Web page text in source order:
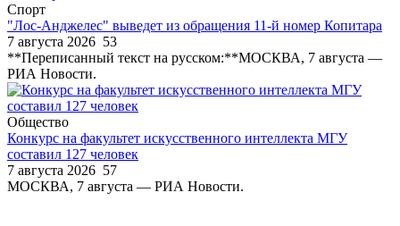
Спорт
"Лос-Анджелес" выведет из обращения 11-й номер Копитара
7 августа 2026 53
**Переписанный текст на русском:**МОСКВА, 7 августа —
РИА Новости.
Общество
Конкурс на факультет искусственного интеллекта МГУ
составил 127 человек
7 августа 2026 57
МОСКВА, 7 августа — РИА Новости.